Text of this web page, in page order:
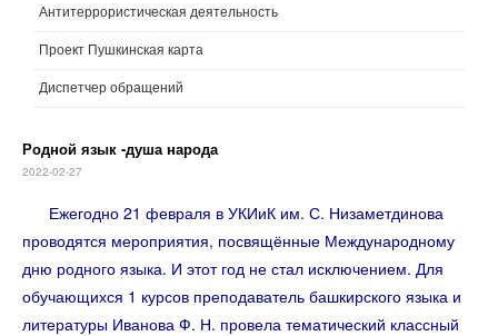
Антитеррористическая деятельность
Проект Пушкинская карта
Диспетчер обращений
Родной язык -душа народа
2022-02-27
Ежегодно 21 февраля в УКИиК им. С. Низаметдинова
проводятся мероприятия, посвящённые Международному
дню родного языка. И этот год не стал исключением. Для
обучающихся 1 курсов преподаватель башкирского языка и
литературы Иванова Ф. Н. провела тематический классный